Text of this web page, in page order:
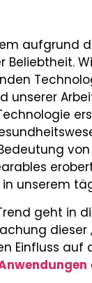
aufgrund
Beliebtheit.
unserer
unserem
geht in
Einfluss